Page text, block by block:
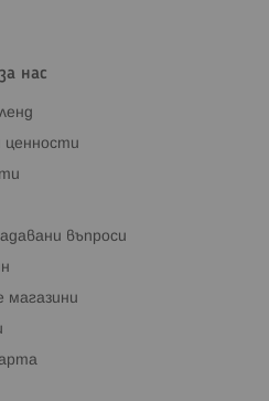
нас
ценности
въпроси